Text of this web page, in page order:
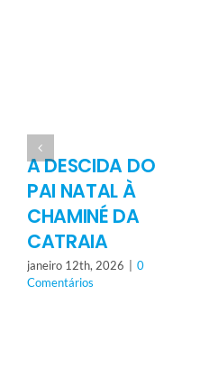
A DESCIDA DO
PAI NATAL À
CHAMINÉ DA
CATRAIA
janeiro 12th, 2026 | 0
Comentários